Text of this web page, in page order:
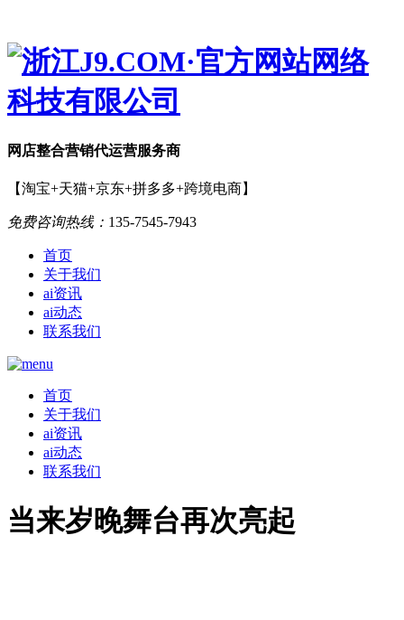
网店整合营销代运营服务商
【淘宝+天猫+京东+拼多多+跨境电商】
免费咨询热线： 135-7545-7943
首页
关于我们
ai资讯
ai动态
联系我们
首页
关于我们
ai资讯
ai动态
联系我们
当来岁晚舞台再次亮起